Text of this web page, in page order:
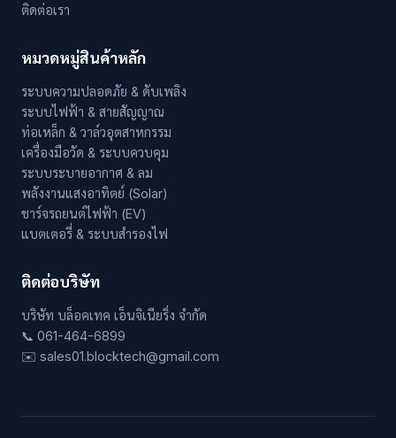
ติดต่อเรา
หมวดหมู่สินค้าหลัก
ระบบความปลอดภัย & ดับเพลิง
ระบบไฟฟ้า & สายสัญญาณ
ท่อเหล็ก & วาล์วอุตสาหกรรม
เครื่องมือวัด & ระบบควบคุม
ระบบระบายอากาศ & ลม
พลังงานแสงอาทิตย์ (Solar)
ชาร์จรถยนต์ไฟฟ้า (EV)
แบตเตอรี่ & ระบบสำรองไฟ
ติดต่อบริษัท
บริษัท บล็อคเทค เอ็นจิเนียริ่ง จำกัด
📞 061-464-6899
✉️ sales01.blocktech@gmail.com